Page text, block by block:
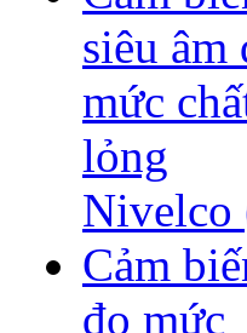
siêu âm
mức
lỏng
Nivelco
Cảm
đo mức